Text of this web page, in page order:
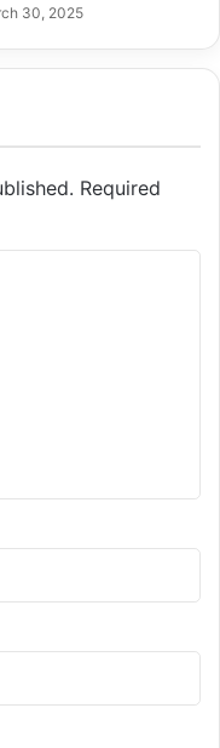
30, 2025
Required